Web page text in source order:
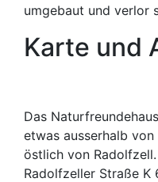
umgebaut und verlor
Karte und
Das
etwas ausserhalb
östlich von
Radolfzeller Straße K